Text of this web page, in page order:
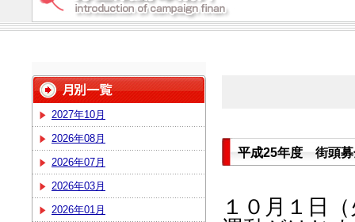
2027年10月
2026年08月
2026年07月
2026年03月
2026年01月
平成25年度 街頭募
１０月１日